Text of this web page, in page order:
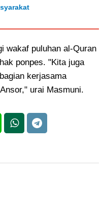
wakaf puluhan al-Quran
ponpes. "Kita juga
kerjasama
urai Masmuni.